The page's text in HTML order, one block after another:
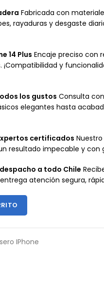
Fabricada con
rayaduras y desgaste
14 Plus Encaje preciso con
y
los gustos Consulta
elegantes hasta
certificados
resultado impecable y con
a todo Chile
atención segura,
IPhone